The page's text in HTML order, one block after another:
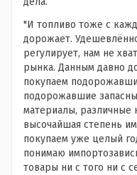
"И топливо тоже с
дорожает.
регулирует, нам не
рынка. Данным давно
покупаем
подорожавшие
материалы, различные
высочайшая степень
покупаем уже целый
понимаю
товары ни с того ни с